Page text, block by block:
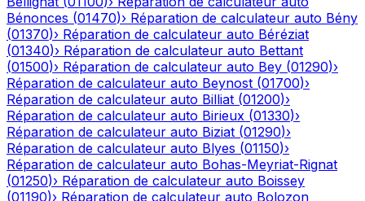
Bénonces (01470)› Réparation de calculateur auto Bény
(01370)› Réparation de calculateur auto Béréziat
(01340)› Réparation de calculateur auto Bettant
(01500)› Réparation de calculateur auto Bey (01290)›
Réparation de calculateur auto Beynost (01700)›
Réparation de calculateur auto Billiat (01200)›
Réparation de calculateur auto Birieux (01330)›
Réparation de calculateur auto Biziat (01290)›
Réparation de calculateur auto Blyes (01150)›
Réparation de calculateur auto Bohas-Meyriat-Rignat
(01250)› Réparation de calculateur auto Boissey
(01190)› Réparation de calculateur auto Bolozon